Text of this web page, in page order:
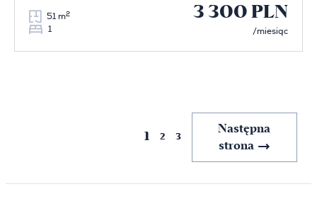
51 m2
1
3 300 PLN
/miesiąc
1 2 3
Następna
strona